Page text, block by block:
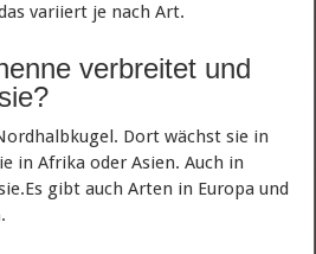
variiert je nach Art.
verbreitet und
Dort wächst sie in
in Afrika oder Asien. Auch in
gibt auch Arten in Europa und